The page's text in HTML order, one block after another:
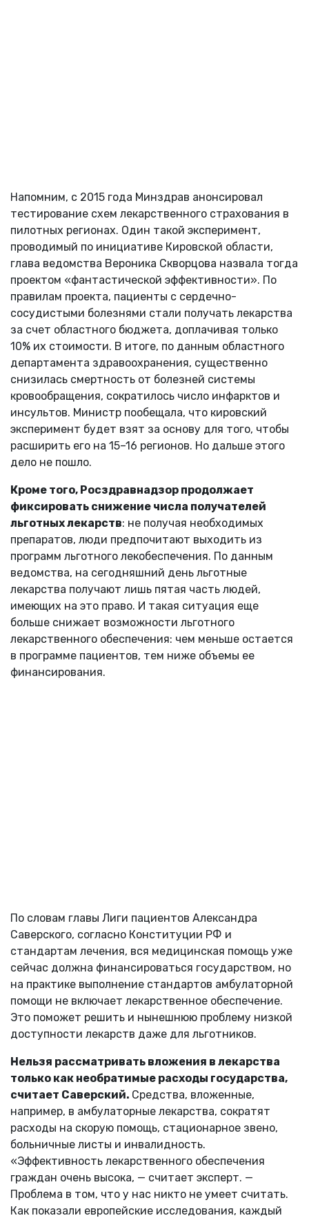
Напомним, с 2015 года Минздрав анонсировал
тестирование схем лекарственного страхования в
пилотных регионах. Один такой эксперимент,
проводимый по инициативе Кировской области,
глава ведомства Вероника Скворцова назвала тогда
проектом «фантастической эффективности». По
правилам проекта, пациенты с сердечно-
сосудистыми болезнями стали получать лекарства
за счет областного бюджета, доплачивая только
10% их стоимости. В итоге, по данным областного
департамента здравоохранения, существенно
снизилась смертность от болезней системы
кровообращения, сократилось число инфарктов и
инсультов. Министр пообещала, что кировский
эксперимент будет взят за основу для того, чтобы
расширить его на 15–16 регионов. Но дальше этого
дело не пошло.
Кроме того, Росздравнадзор продолжает
фиксировать снижение числа получателей
льготных лекарств: не получая необходимых
препаратов, люди предпочитают выходить из
программ льготного лекобеспечения. По данным
ведомства, на сегодняшний день льготные
лекарства получают лишь пятая часть людей,
имеющих на это право. И такая ситуация еще
больше снижает возможности льготного
лекарственного обеспечения: чем меньше остается
в программе пациентов, тем ниже объемы ее
финансирования.
По словам главы Лиги пациентов Александра
Саверского, согласно Конституции РФ и
стандартам лечения, вся медицинская помощь уже
сейчас должна финансироваться государством, но
на практике выполнение стандартов амбулаторной
помощи не включает лекарственное обеспечение.
Это поможет решить и нынешнюю проблему низкой
доступности лекарств даже для льготников.
Нельзя рассматривать вложения в лекарства
только как необратимые расходы государства,
считает Саверский. Средства, вложенные,
например, в амбулаторные лекарства, сократят
расходы на скорую помощь, стационарное звено,
больничные листы и инвалидность.
«Эффективность лекарственного обеспечения
граждан очень высока, — считает эксперт. —
Проблема в том, что у нас никто не умеет считать.
Как показали европейские исследования, каждый